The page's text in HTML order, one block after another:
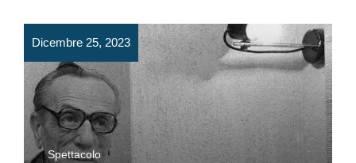
Dicembre 25, 2023
Spettacolo